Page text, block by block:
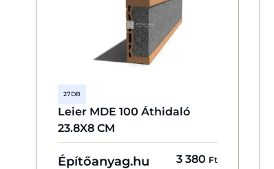
27 DB
Leier MDE 100 Áthidaló
23.8X8 CM
Építőanyag.hu 3 380 Ft